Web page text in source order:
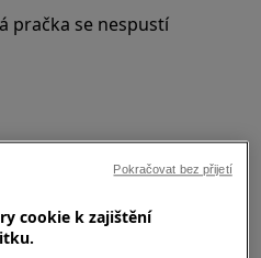
pračka se nespustí
cookie k zajištění
Pokračovat bez přijetí